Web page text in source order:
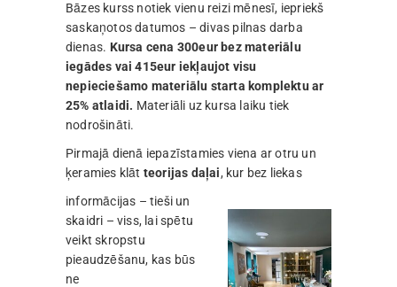
Bāzes kurss notiek vienu reizi mēnesī, iepriekš
saskaņotos datumos – divas pilnas darba
dienas. Kursa cena 300eur bez materiālu
iegādes vai 415eur iekļaujot visu
nepieciešamo materiālu starta komplektu ar
25% atlaidi. Materiāli uz kursa laiku tiek
nodrošināti.
Pirmajā dienā iepazīstamies viena ar otru un
ķeramies klāt teorijas daļai, kur bez liekas
informācijas – tieši un
skaidri – viss, lai spētu
veikt skropstu
pieaudzēšanu, kas būs
ne